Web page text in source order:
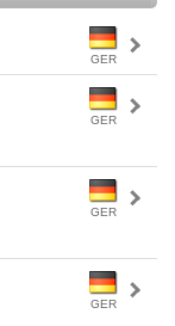
GER
GER
GER
GER